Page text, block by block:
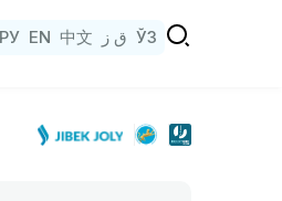
РУ EN 中文 ق ز ЎЗ